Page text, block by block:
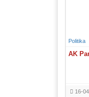
Politika
AK
16-